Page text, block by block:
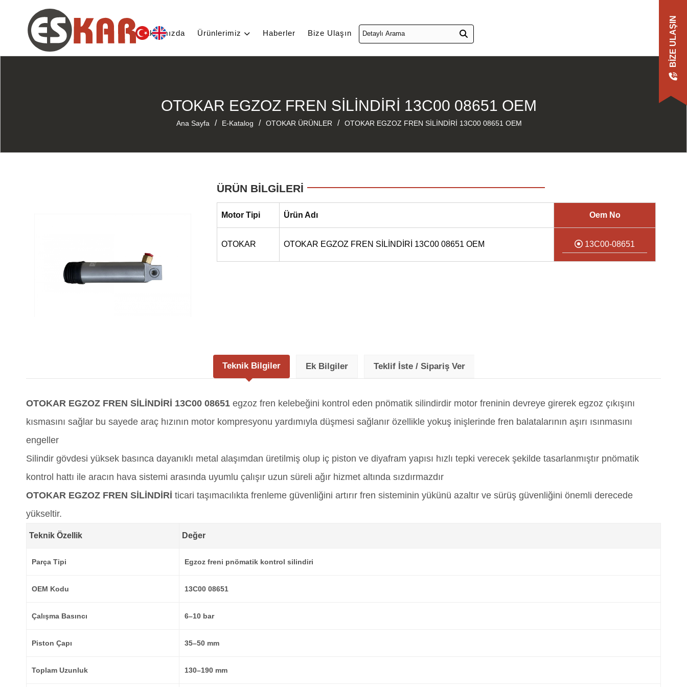
Hakkımızda Ürünlerimiz Haberler Bize Ulaşın BIZE ULAŞIN
OTOKAR EGZOZ FREN SİLİNDİRİ 13C00 08651 OEM
Ana Sayfa / E-Katalog / OTOKAR ÜRÜNLER / OTOKAR EGZOZ FREN SİLİNDİRİ 13C00 08651 OEM
ÜRÜN BİLGİLERİ
Motor Tipi Ürün Adı Oem No
OTOKAR OTOKAR EGZOZ FREN SİLİNDİRİ 13C00 08651 OEM 13C00-08651
Teknik Bilgiler Ek Bilgiler Teklif İste / Sipariş Ver
OTOKAR EGZOZ FREN SİLİNDİRİ 13C00 08651 egzoz fren kelebeğini kontrol eden pnömatik silindirdir motor freninin devreye girerek egzoz çıkışını
kısmasını sağlar bu sayede araç hızının motor kompresyonu yardımıyla düşmesi sağlanır özellikle yokuş inişlerinde fren balatalarının aşırı ısınmasını
engeller
Silindir gövdesi yüksek basınca dayanıklı metal alaşımdan üretilmiş olup iç piston ve diyafram yapısı hızlı tepki verecek şekilde tasarlanmıştır pnömatik
kontrol hattı ile aracın hava sistemi arasında uyumlu çalışır uzun süreli ağır hizmet altında sızdırmazdır
OTOKAR EGZOZ FREN SİLİNDİRİ ticari taşımacılıkta frenleme güvenliğini artırır fren sisteminin yükünü azaltır ve sürüş güvenliğini önemli derecede
yükseltir.
Teknik Özellik Değer
Parça Tipi Egzoz freni pnömatik kontrol silindiri
OEM Kodu 13C00 08651
Çalışma Basıncı 6–10 bar
Piston Çapı 35–50 mm
Toplam Uzunluk 130–190 mm